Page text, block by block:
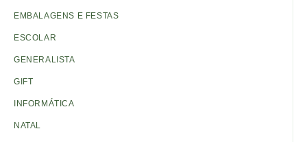
EMBALAGENS E FESTAS
ESCOLAR
GENERALISTA
GIFT
INFORMÁTICA
NATAL